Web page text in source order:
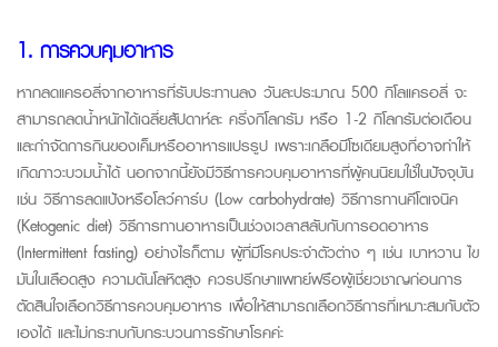
1. การควบคุมอาหาร
หากลดแครอลี่จากอาหารที่รับประทานลง วันละประมาณ 500 กิโลแครอลี่ จะ
สามารถลดน้ำหนักได้เฉลี่ยสัปดาห์ละ ครึ่งกิโลกรัม หรือ 1-2 กิโลกรัมต่อเดือน
และกำจัดการกินของเค็มหรืออาหารแปรรูป เพราะเกลือมีโซเดียมสูงที่อาจทำให้
เกิดภาวะบวมน้ำได้ นอกจากนี้ยังมีวิธีการควบคุมอาหารที่ผู้คนนิยมใช้ในปัจจุบัน
เช่น วิธีการลดแป้งหรือโลว์คาร์บ (Low carbohydrate) วิธีการทานคีโตเจนิค
(Ketogenic diet) วิธีการทานอาหารเป็นช่วงเวลาสลับกับการอดอาหาร
(Intermittent fasting) อย่างไรก็ตาม ผู้ที่มีโรคประจำตัวต่าง ๆ เช่น เบาหวาน ไข
มันในเลือดสูง ความดันโลหิตสูง ควรปรึกษาแพทย์ฟรือผู้เชี่ยวชาญก่อนการ
ตัดสินใจเลือกวิธีการควบคุมอาหาร เพื่อให้สามารถเลือกวิธีการที่เหมาะสมกับตัว
เองได้ และไม่กระทบกับกระบวนการรักษาโรคค่ะ